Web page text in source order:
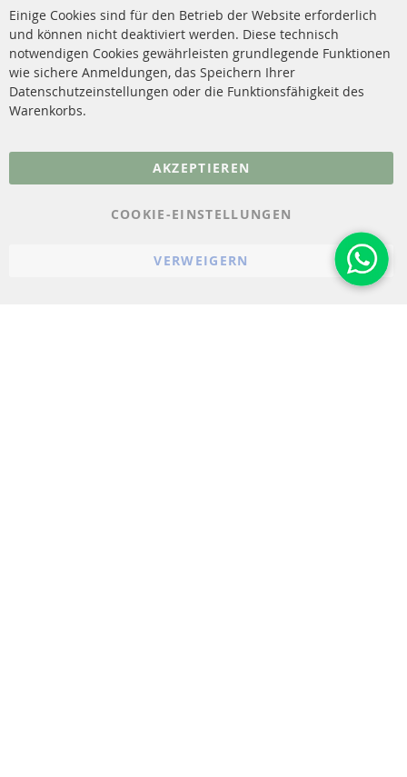
Katalysator (KAT)
Sensoren
FAQ
Versandkosten
Kontakt
Vertrag widerrufen
Einige Cookies sind für den Betrieb der Website erforderlich
und können nicht deaktiviert werden. Diese technisch
notwendigen Cookies gewährleisten grundlegende Funktionen
wie sichere Anmeldungen, das Speichern Ihrer
Datenschutzeinstellungen oder die Funktionsfähigkeit des
Warenkorbs.
AKZEPTIEREN
COOKIE-EINSTELLUNGEN
VERWEIGERN